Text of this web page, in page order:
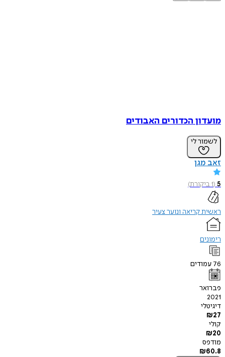
מועדון הכדורים האבודים
לשמור לי
זאב מגן
5
(
1ביקורת)
ראשית קריאה ונוער צעיר
רימונים
76 עמודים
פברואר
2021
דיגיטלי
₪27
קולי
₪20
מודפס
₪60.8